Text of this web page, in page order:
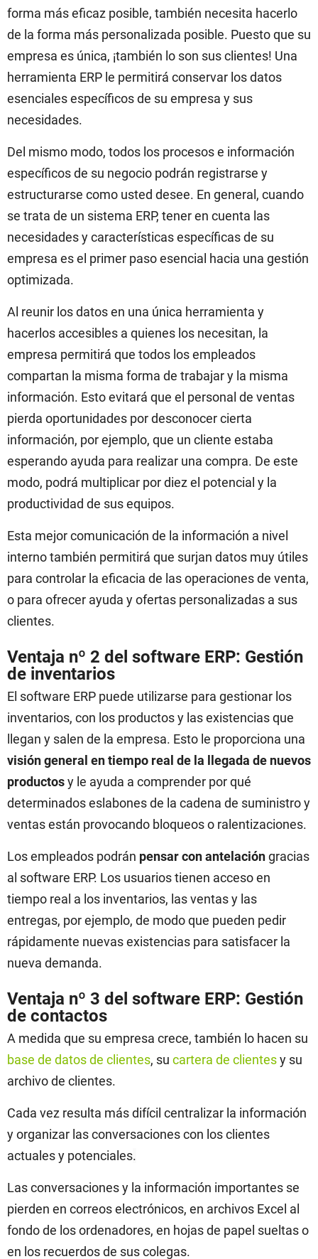
forma más eficaz posible, también necesita hacerlo
de la forma más personalizada posible. Puesto que su
empresa es única, ¡también lo son sus clientes! Una
herramienta ERP le permitirá conservar los datos
esenciales específicos de su empresa y sus
necesidades.
Del mismo modo, todos los procesos e información
específicos de su negocio podrán registrarse y
estructurarse como usted desee. En general, cuando
se trata de un sistema ERP, tener en cuenta las
necesidades y características específicas de su
empresa es el primer paso esencial hacia una gestión
optimizada.
Al reunir los datos en una única herramienta y
hacerlos accesibles a quienes los necesitan, la
empresa permitirá que todos los empleados
compartan la misma forma de trabajar y la misma
información. Esto evitará que el personal de ventas
pierda oportunidades por desconocer cierta
información, por ejemplo, que un cliente estaba
esperando ayuda para realizar una compra. De este
modo, podrá multiplicar por diez el potencial y la
productividad de sus equipos.
Esta mejor comunicación de la información a nivel
interno también permitirá que surjan datos muy útiles
para controlar la eficacia de las operaciones de venta,
o para ofrecer ayuda y ofertas personalizadas a sus
clientes.
Ventaja nº 2 del software ERP: Gestión
de inventarios
El software ERP puede utilizarse para gestionar los
inventarios, con los productos y las existencias que
llegan y salen de la empresa. Esto le proporciona una
visión general en tiempo real de la llegada de nuevos
productosy le ayuda a comprender por qué
determinados eslabones de la cadena de suministro y
ventas están provocando bloqueos o ralentizaciones.
Los empleados podrán pensar con antelacióngracias
al software ERP. Los usuarios tienen acceso en
tiempo real a los inventarios, las ventas y las
entregas, por ejemplo, de modo que pueden pedir
rápidamente nuevas existencias para satisfacer la
nueva demanda.
Ventaja nº 3 del software ERP: Gestión
de contactos
A medida que su empresa crece, también lo hacen su
base de datos de clientes, su cartera de clientesy su
archivo de clientes.
Cada vez resulta más difícil centralizar la información
y organizar las conversaciones con los clientes
actuales y potenciales.
Las conversaciones y la información importantes se
pierden en correos electrónicos, en archivos Excel al
fondo de los ordenadores, en hojas de papel sueltas o
en los recuerdos de sus colegas.